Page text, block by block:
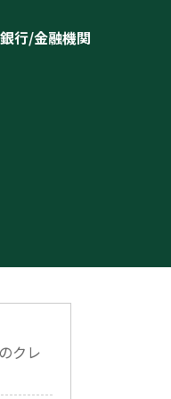
銀行/金融機関
クレ